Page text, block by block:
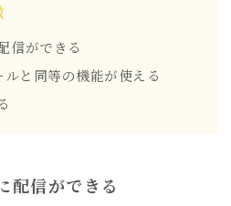
信ができる
と同等の機能が使える
配信ができる